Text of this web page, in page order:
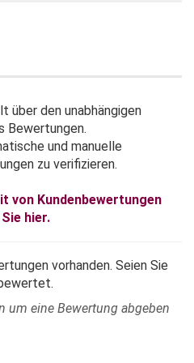
über den unabhängigen
Bewertungen.
und manuelle
zu verifizieren.
von Kundenbewertungen
hier.
vorhanden. Seien Sie
um eine Bewertung abgeben